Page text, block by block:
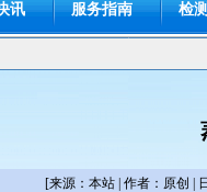
讯 服务指南 检
[来源：本站 | 作者：原创 |